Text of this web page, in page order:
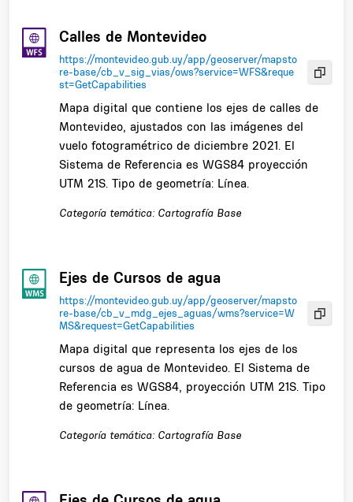
Calles de Montevideo
https://montevideo.gub.uy/app/geoserver/mapsto
re-base/cb_v_sig_vias/ows?service=WFS&reque
st=GetCapabilities
Mapa digital que contiene los ejes de calles de
Montevideo, ajustados con las imágenes del
vuelo fotogramétrico de diciembre 2021. El
Sistema de Referencia es WGS84 proyección
UTM 21S. Tipo de geometría: Línea.
Categoría temática: Cartografía Base
Ejes de Cursos de agua
https://montevideo.gub.uy/app/geoserver/mapsto
re-base/cb_v_mdg_ejes_aguas/wms?service=W
MS&request=GetCapabilities
Mapa digital que representa los ejes de los
cursos de agua de Montevideo. El Sistema de
Referencia es WGS84, proyección UTM 21S. Tipo
de geometría: Línea.
Categoría temática: Cartografía Base